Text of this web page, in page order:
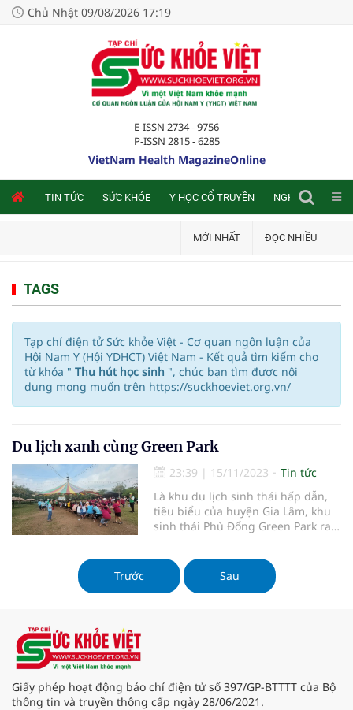
Chủ Nhật 09/08/2026 17:19
E-ISSN 2734 - 9756
P-ISSN 2815 - 6285
VietNam Health MagazineOnline
TIN TỨC SỨC KHỎE Y HỌC CỔ TRUYỀN NGHIÊN CỨU
MỚI NHẤT ĐỌC NHIỀU
TAGS
Tạp chí điện tử Sức khỏe Việt - Cơ quan ngôn luận của
Hội Nam Y (Hội YDHCT) Việt Nam - Kết quả tìm kiếm cho
từ khóa " Thu hút học sinh ", chúc bạn tìm được nội
dung mong muốn trên https://suckhoeviet.org.vn/
Du lịch xanh cùng Green Park
23:39 | 15/11/2023
Tin tức
Là khu du lịch sinh thái hấp dẫn,
tiêu biểu của huyện Gia Lâm, khu
sinh thái Phù Đổng Green Park ra
không gian thoáng đãng, trong
lành, bao phủ bởi hệ thống cây
xanh đến 90% diện tích. Mô hình
Trước Sau
Giấy phép hoạt động báo chí điện tử số 397/GP-BTTTT của Bộ
thông tin và truyền thông cấp ngày 28/06/2021.